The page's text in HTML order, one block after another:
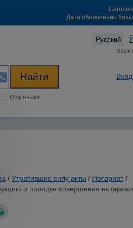
Дата обновления
Русский
язык
Оба языка
/ Утратившие силу акты / Нотариат /
о порядке совершения